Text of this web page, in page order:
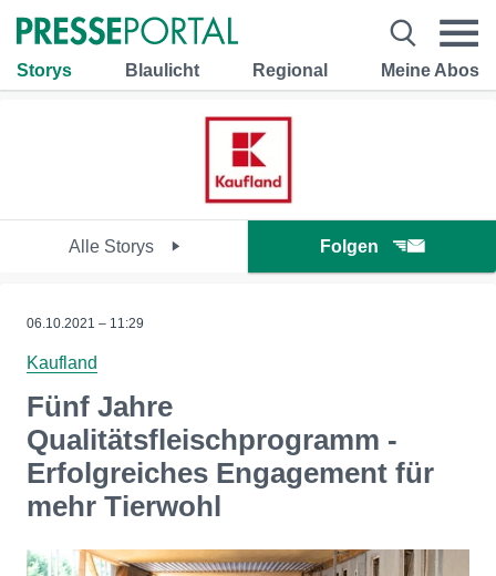
Storys Blaulicht Regional Meine Abos
Alle Storys Folgen
06.10.2021 – 11:29
Kaufland
Fünf Jahre
Qualitätsfleischprogramm -
Erfolgreiches Engagement für
mehr Tierwohl